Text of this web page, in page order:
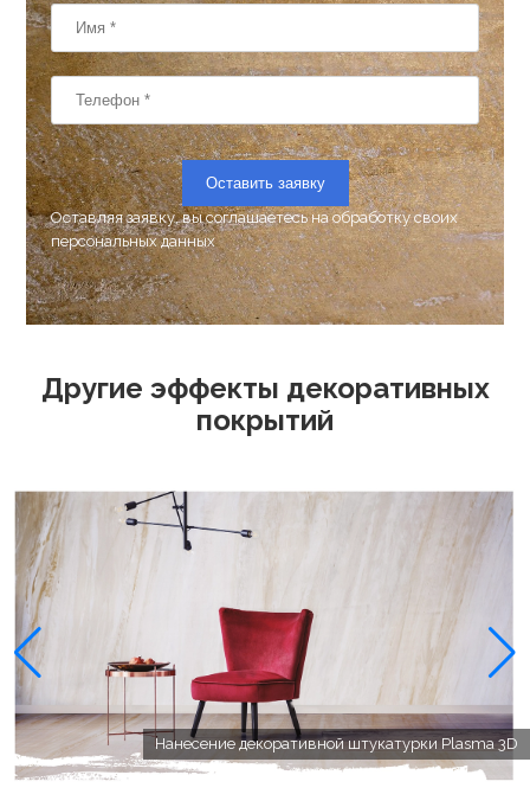
Оставить заявку
Оставляя заявку, вы соглашаетесь наобработку своих
персональных данных
Другие эффекты декоративных
покрытий
Нанесение декоративной штукатурки Plasma 3D